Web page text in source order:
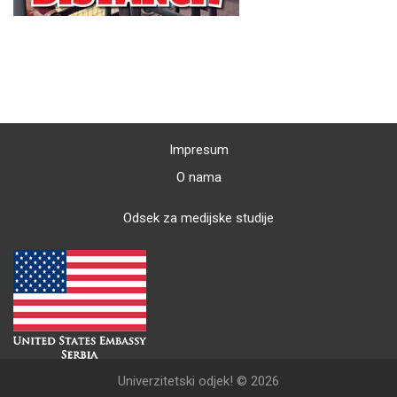
Impresum
O nama
Odsek za medijske studije
Univerzitetski odjek! © 2026